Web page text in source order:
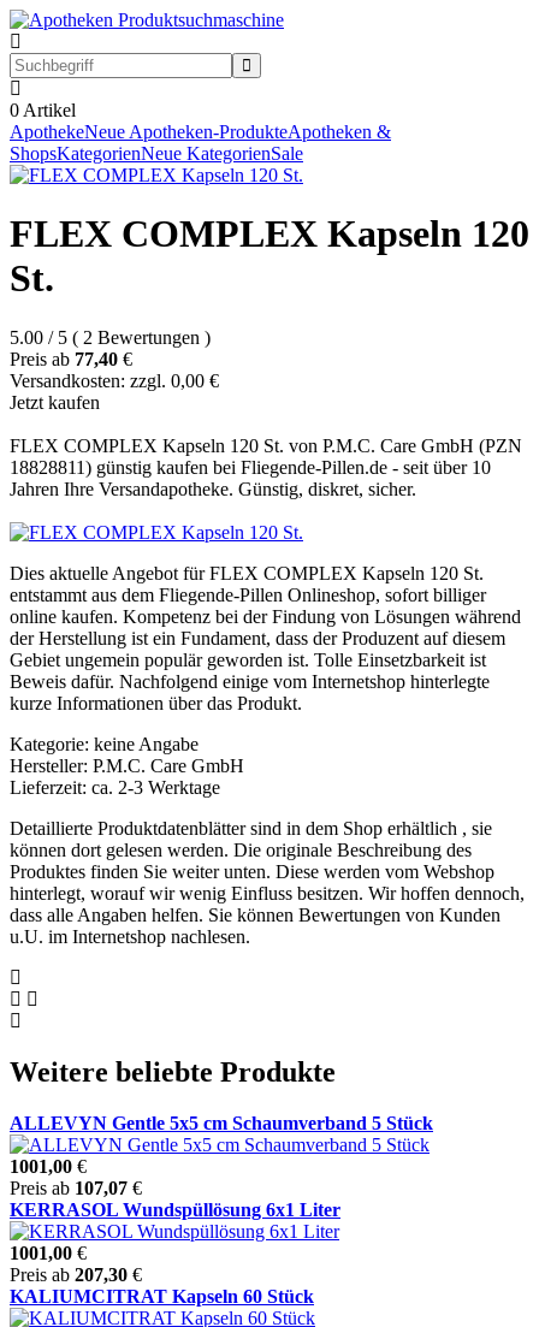
0 Artikel
ApothekeNeue Apotheken-ProdukteApotheken &
ShopsKategorienNeue KategorienSale
FLEX COMPLEX Kapseln 120
St.
5.00 / 5 ( 2 Bewertungen )
Preis ab 77,40 €
Versandkosten: zzgl. 0,00 €
Jetzt kaufen
FLEX COMPLEX Kapseln 120 St. von P.M.C. Care GmbH (PZN
18828811) günstig kaufen bei Fliegende-Pillen.de - seit über 10
Jahren Ihre Versandapotheke. Günstig, diskret, sicher.
Dies aktuelle Angebot für FLEX COMPLEX Kapseln 120 St.
entstammt aus dem Fliegende-Pillen Onlineshop, sofort billiger
online kaufen. Kompetenz bei der Findung von Lösungen während
der Herstellung ist ein Fundament, dass der Produzent auf diesem
Gebiet ungemein populär geworden ist. Tolle Einsetzbarkeit ist
Beweis dafür. Nachfolgend einige vom Internetshop hinterlegte
kurze Informationen über das Produkt.
Kategorie: keine Angabe
Hersteller: P.M.C. Care GmbH
Lieferzeit: ca. 2-3 Werktage
Detaillierte Produktdatenblätter sind in dem Shop erhältlich , sie
können dort gelesen werden. Die originale Beschreibung des
Produktes finden Sie weiter unten. Diese werden vom Webshop
hinterlegt, worauf wir wenig Einfluss besitzen. Wir hoffen dennoch,
dass alle Angaben helfen. Sie können Bewertungen von Kunden
u.U. im Internetshop nachlesen.
Weitere beliebte Produkte
ALLEVYN Gentle 5x5 cm Schaumverband 5 Stück
1001,00 €
Preis ab 107,07 €
KERRASOL Wundspüllösung 6x1 Liter
1001,00 €
Preis ab 207,30 €
KALIUMCITRAT Kapseln 60 Stück